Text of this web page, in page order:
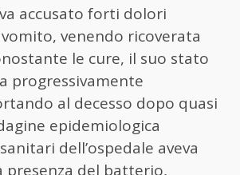
accusato forti dolori
venendo ricoverata
le cure, il suo stato
progressivamente
al decesso dopo quasi
epidemiologica
dell’ospedale aveva
presenza del batterio,